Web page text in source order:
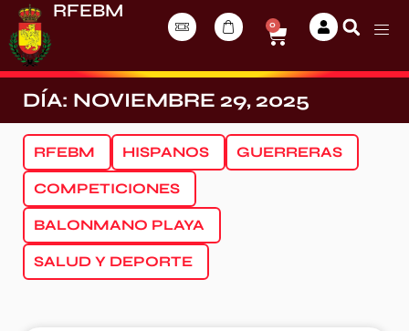
RFEBM
0
DÍA: NOVIEMBRE 29, 2025
RFEBM HISPANOS GUERRERAS
COMPETICIONES
BALONMANO PLAYA
SALUD Y DEPORTE